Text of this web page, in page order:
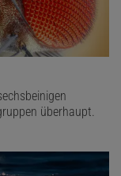
überhaupt.